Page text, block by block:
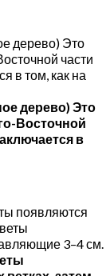
дерево) Это
Восточной
в